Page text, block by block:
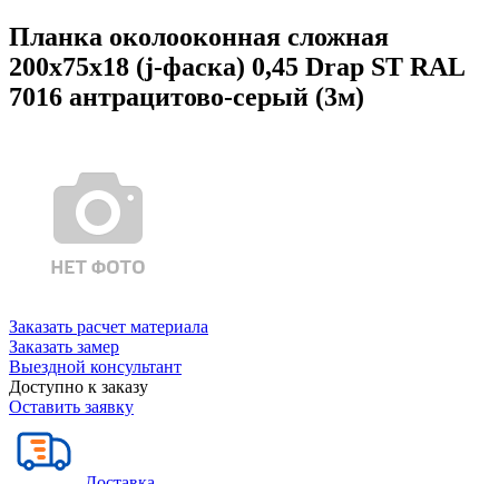
Планка околооконная сложная
200х75х18 (j-фаска) 0,45 Drap ST RAL
7016 антрацитово-серый (3м)
Заказать расчет материала
Заказать замер
Выездной консультант
Доступно к заказу
Оставить заявку